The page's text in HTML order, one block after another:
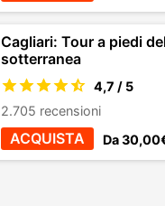
Cagliari: Tour a piedi
sotterranea
4,7 / 5
2.705 recensioni
ACQUISTA Da